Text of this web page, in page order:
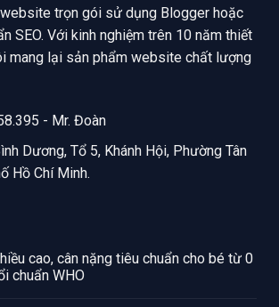
trọn gói sử dụng Blogger hoặc
SEO. Với kinh nghiệm trên 10 năm thiết
mang lại sản phẩm website chất lượng
- Mr. Đoàn
Dương, Tổ 5, Khánh Hội, Phường Tân
Hồ Chí Minh.
cao, cân nặng tiêu chuẩn cho bé từ 0
chuẩn WHO